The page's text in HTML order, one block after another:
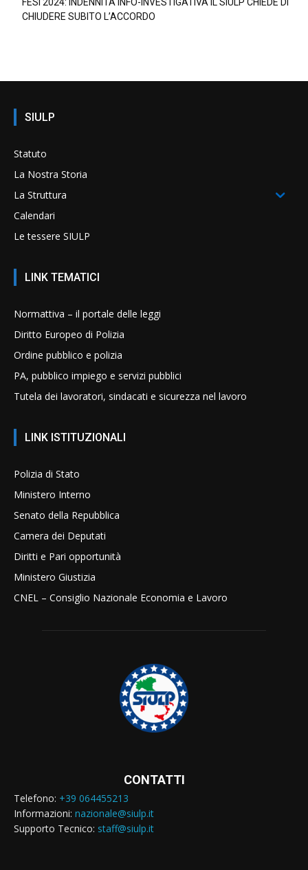
CHIUDERE SUBITO L’ACCORDO
SIULP
Statuto
La Nostra Storia
La Struttura
Calendari
Le tessere SIULP
LINK TEMATICI
Normattiva – il portale delle leggi
Diritto Europeo di Polizia
Ordine pubblico e polizia
PA, pubblico impiego e servizi pubblici
Tutela dei lavoratori, sindacati e sicurezza nel lavoro
LINK ISTITUZIONALI
Polizia di Stato
Ministero Interno
Senato della Repubblica
Camera dei Deputati
Diritti e Pari opportunità
Ministero Giustizia
CNEL – Consiglio Nazionale Economia e Lavoro
CONTATTI
Telefono: +39 064455213
Informazioni: nazionale@siulp.it
Supporto Tecnico: staff@siulp.it